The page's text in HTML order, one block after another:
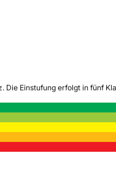
Die Einstufung erfolgt in fünf